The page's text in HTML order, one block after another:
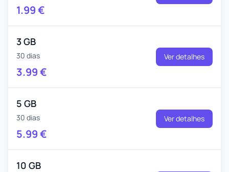
1.99€
3 GB
30 dias
3.99€
Ver detalhes
5 GB
30 dias
5.99€
Ver detalhes
10 GB